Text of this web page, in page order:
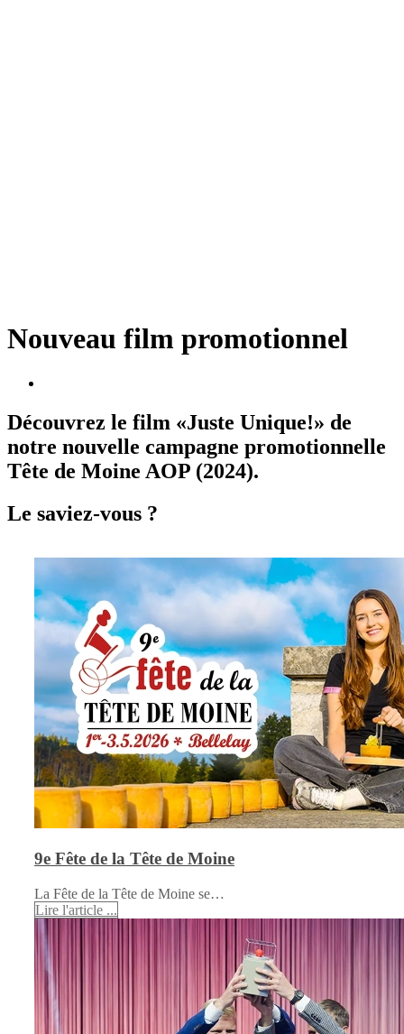
Nouveau film promotionnel
Découvrez le film «Juste Unique!» de
notre nouvelle campagne promotionnelle
Tête de Moine AOP (2024).
Le saviez-vous ?
9e Fête de la Tête de Moine
La Fête de la Tête de Moine se…
Lire l'article ...